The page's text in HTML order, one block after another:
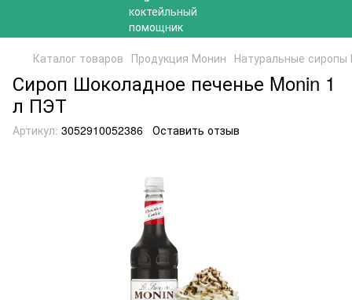
Каталог товаров Продукция Монин Натуральные
Сироп Шоколадное печенье Monin 1
л ПЭТ
Артикул: 3052910052386 Оставить отзыв